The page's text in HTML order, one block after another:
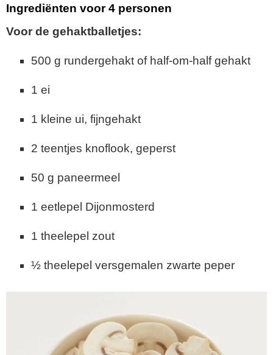
Ingrediënten voor 4 personen
Voor de gehaktballetjes:
500 g rundergehakt of half-om-half gehakt
1 ei
1 kleine ui, fijngehakt
2 teentjes knoflook, geperst
50 g paneermeel
1 eetlepel Dijonmosterd
1 theelepel zout
½ theelepel versgemalen zwarte peper